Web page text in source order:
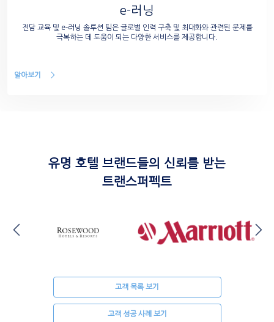
e-러닝
전담 교육 및 e-러닝 솔루션 팀은 글로벌 인력 구축 및 최대화와 관련된 문제를
극복하는 데 도움이 되는 다양한 서비스를 제공합니다.
알아보기
유명 호텔 브랜드들의 신뢰를 받는
트랜스퍼펙트
고객 목록 보기
고객 성공 사례 보기